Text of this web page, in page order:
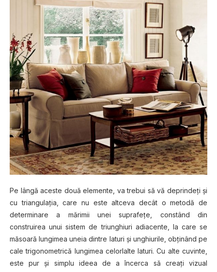
Pe lângă aceste două elemente, va trebui să vă deprindeţi şi
cu triangulaţia, care nu este altceva decât o metodă de
determinare a mărimii unei suprafețe, constând din
construirea unui sistem de triunghiuri adiacente, la care se
măsoară lungimea uneia dintre laturi și unghiurile, obținând pe
cale trigonometrică lungimea celorlalte laturi. Cu alte cuvinte,
este pur și simplu ideea de a încerca să creaţi vizual